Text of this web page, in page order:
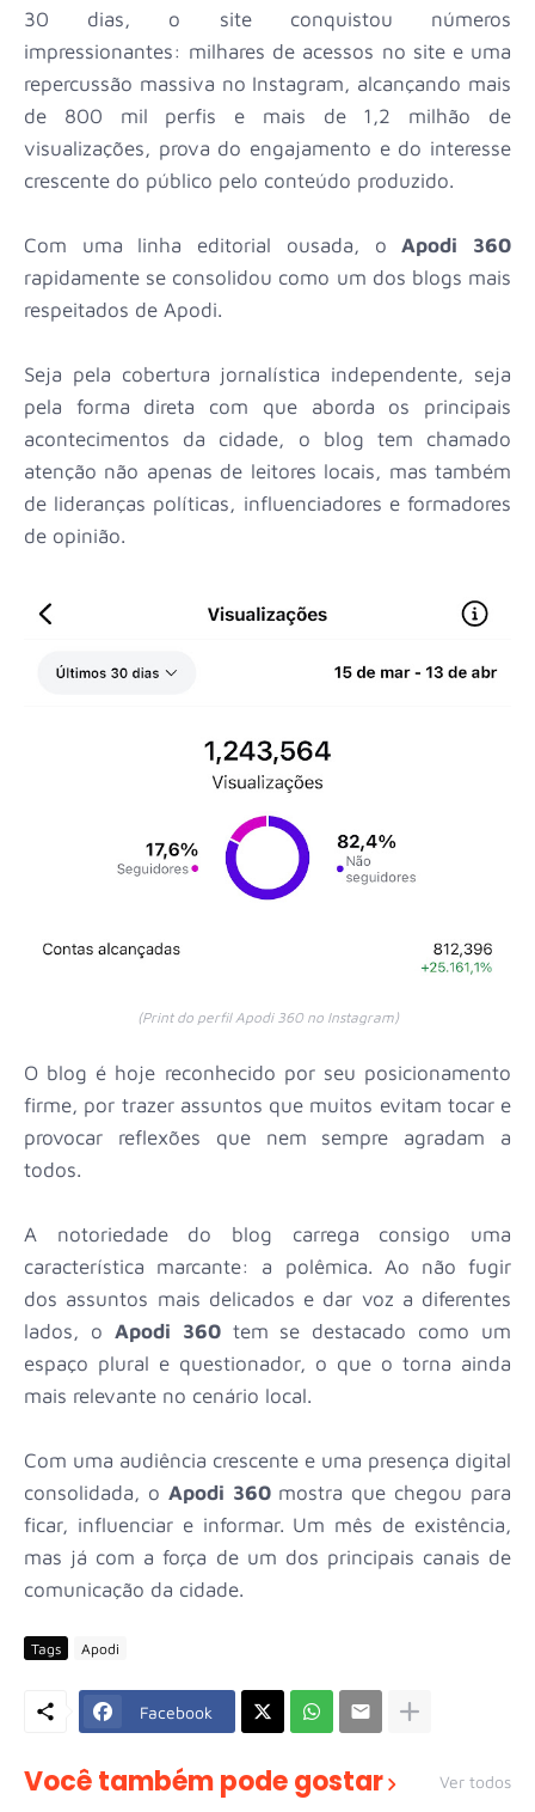
30 dias, o site conquistou números
impressionantes: milhares de acessos no site e uma
repercussão massiva no Instagram, alcançando mais
de 800 mil perfis e mais de 1,2 milhão de
visualizações, prova do engajamento e do interesse
crescente do público pelo conteúdo produzido.
Com uma linha editorial ousada, oApodi 360
rapidamente se consolidou como um dos blogs mais
respeitados de Apodi.
Seja pela cobertura jornalística independente, seja
pela forma direta com que aborda os principais
acontecimentos da cidade, o blog tem chamado
atenção não apenas de leitores locais, mas também
de lideranças políticas, influenciadores e formadores
de opinião.
(Print do perfil Apodi 360 no Instagram)
O blog é hoje reconhecido por seu posicionamento
firme, por trazer assuntos que muitos evitam tocar e
provocar reflexões que nem sempre agradam a
todos.
A notoriedade do blog carrega consigo uma
característica marcante: a polêmica. Ao não fugir
dos assuntos mais delicados e dar voz a diferentes
lados, o Apodi 360tem se destacado como um
espaço plural e questionador, o que o torna ainda
mais relevante no cenário local.
Com uma audiência crescente e uma presença digital
consolidada, o Apodi 360mostra que chegou para
ficar, influenciar e informar. Um mês de existência,
mas já com a força de um dos principais canais de
comunicação da cidade.
Tags Apodi
Facebook
Você também pode gostar Ver todos